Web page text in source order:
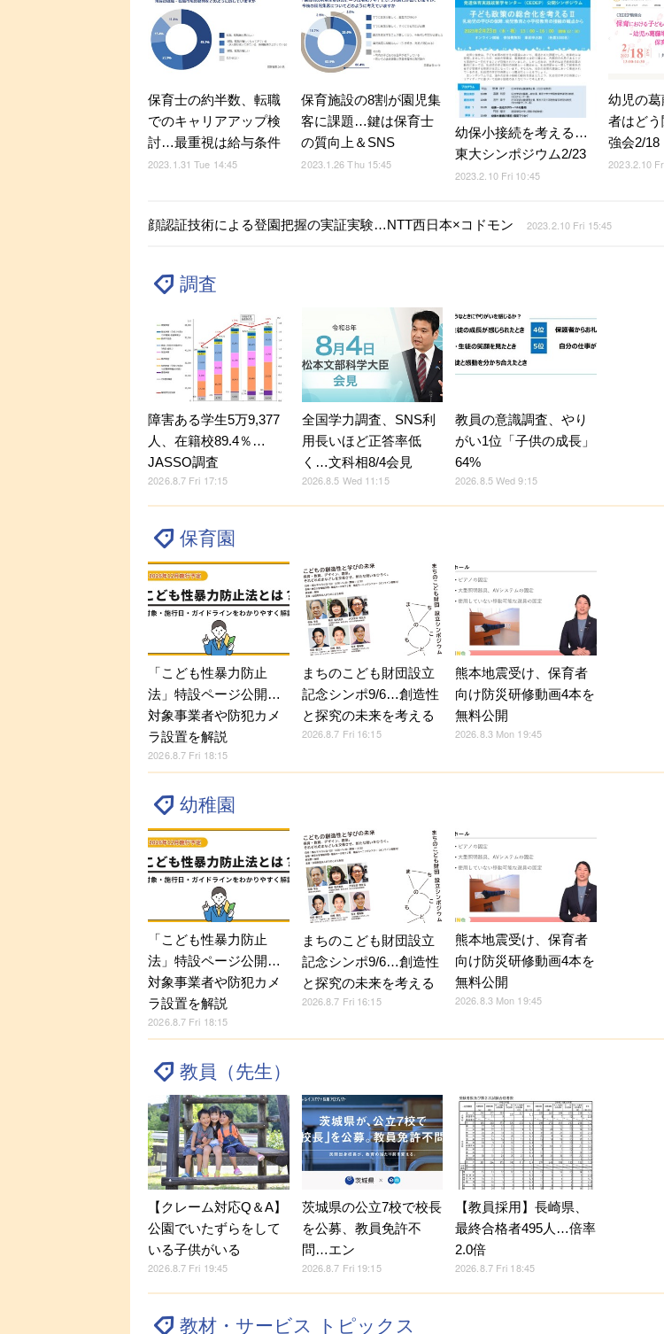
保育士の約半数、転職
でのキャリアアップ検
討…最重視は給与条件
2023.1.31 Tue 14:45
保育施設の8割が園児集
客に課題…鍵は保育士
の質向上＆SNS
2023.1.26 Thu 15:45
幼保小接続を考える…
東大シンポジウム2/23
2023.2.10 Fri 10:45
幼児の
者はど
強会2/18
2023.2.10
顔認証技術による登園把握の実証実験…NTT西日本×コドモン 2023.2.10 Fri 15:45
調査
障害ある学生5万9,377
人、在籍校89.4％…
JASSO調査
2026.8.7 Fri 17:15
全国学力調査、SNS利
用長いほど正答率低
く…文科相8/4会見
2026.8.5 Wed 11:15
教員の意識調査、やり
がい1位「子供の成長」
64%
2026.8.5 Wed 9:15
保育園
「こども性暴力防止
法」特設ページ公開…
対象事業者や防犯カメ
ラ設置を解説
2026.8.7 Fri 18:15
まちのこども財団設立
記念シンポ9/6…創造性
と探究の未来を考える
2026.8.7 Fri 16:15
熊本地震受け、保育者
向け防災研修動画4本を
無料公開
2026.8.3 Mon 19:45
幼稚園
「こども性暴力防止
法」特設ページ公開…
対象事業者や防犯カメ
ラ設置を解説
2026.8.7 Fri 18:15
まちのこども財団設立
記念シンポ9/6…創造性
と探究の未来を考える
2026.8.7 Fri 16:15
熊本地震受け、保育者
向け防災研修動画4本を
無料公開
2026.8.3 Mon 19:45
教員（先生）
【クレーム対応Q＆A】
公園でいたずらをして
いる子供がいる
2026.8.7 Fri 19:45
茨城県の公立7校で校長
を公募、教員免許不
問…エン
2026.8.7 Fri 19:15
【教員採用】長崎県、
最終合格者495人…倍率
2.0倍
2026.8.7 Fri 18:45
教材・サービス トピックス